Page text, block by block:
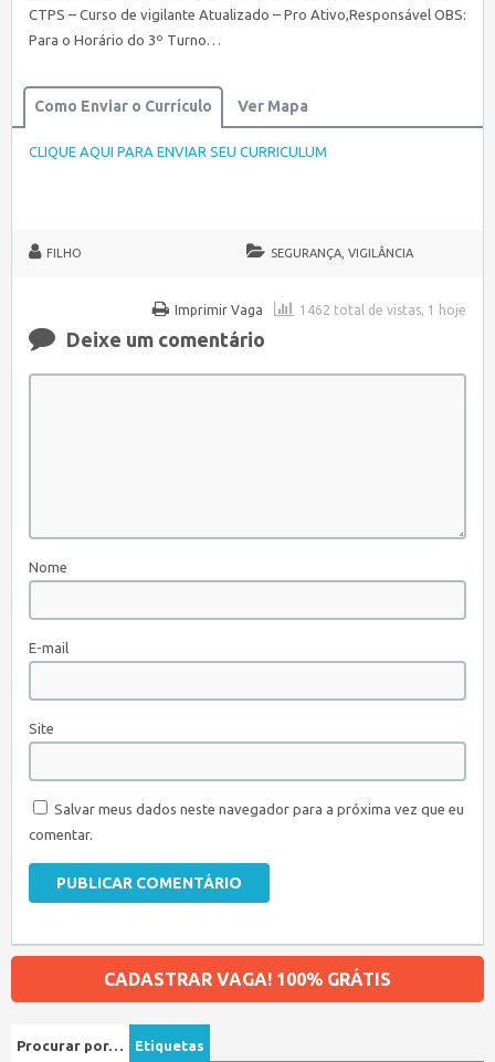
CTPS – Curso de vigilante Atualizado – Pro Ativo,Responsável OBS:
Para o Horário do 3º Turno…
Como Enviar o Currículo Ver Mapa
CLIQUE AQUI PARA ENVIAR SEU CURRICULUM
FILHO SEGURANÇA, VIGILÂNCIA
1462 total de vistas, 1 hoje
Imprimir Vaga
Deixe um comentário
Nome
E-mail
Site
Salvar meus dados neste navegador para a próxima vez que eu
comentar.
CADASTRAR VAGA! 100% GRÁTIS
Procurar por… Etiquetas